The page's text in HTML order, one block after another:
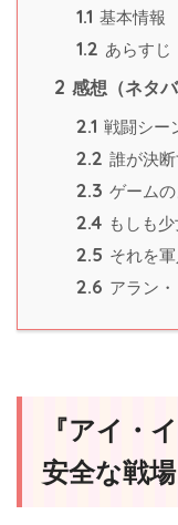
1.1 基本情報
1.2 あらすじ
2 感想（ネタバ
2.1 戦闘シー
2.2 誰が決
2.3 ゲーム
2.4 もしも
2.5 それを
2.6 アラン
『アイ・
安全な戦場